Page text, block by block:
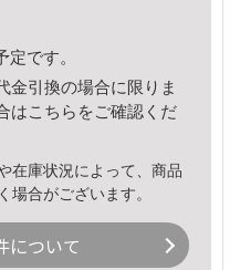
です。
金引換の場合に限りま
はこちら をご確認くだ
在庫状況によって、商品
場合がございます。
について